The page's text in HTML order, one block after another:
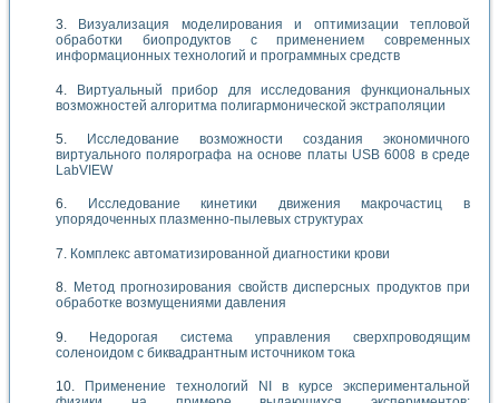
Визуализация моделирования и оптимизации тепловой
обработки биопродуктов с применением современных
информационных технологий и программных средств
Виртуальный прибор для исследования функциональных
возможностей алгоритма полигармонической экстраполяции
Исследование возможности создания экономичного
виртуального полярографа на основе платы USB 6008 в среде
LabVIEW
Исследование кинетики движения макрочастиц в
упорядоченных плазменно-пылевых структурах
Комплекс автоматизированной диагностики крови
Метод прогнозирования свойств дисперсных продуктов при
обработке возмущениями давления
Недорогая система управления сверхпроводящим
соленоидом с биквадрантным источником тока
Применение технологий NI в курсе экспериментальной